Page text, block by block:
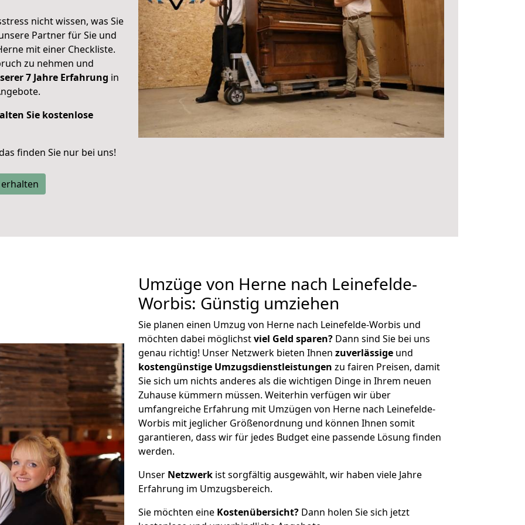
nicht wissen, was Sie
Partner für Sie und
mit einer Checkliste.
zu nehmen und
7 Jahre Erfahrung in
Sie kostenlose
finden Sie nur bei uns!
Umzüge von Herne nach Leinefelde-
Worbis: Günstig umziehen
Sie planen einen Umzug von Herne nach Leinefelde-Worbis und
möchten dabei möglichstviel Geld sparen? Dann sind Sie bei uns
genau richtig! Unser Netzwerk bieten Ihnen zuverlässige und
kostengünstige Umzugsdienstleistungen zu fairen Preisen, damit
Sie sich um nichts anderes als die wichtigen Dinge in Ihrem neuen
Zuhause kümmern müssen. Weiterhin verfügen wir über
umfangreiche Erfahrung mit Umzügen von Herne nach Leinefelde-
Worbis mit jeglicher Größenordnung und können Ihnen somit
garantieren, dass wir für jedes Budget eine passende Lösung finden
werden.
Unser Netzwerk ist sorgfältig ausgewählt, wir haben viele Jahre
Erfahrung im Umzugsbereich.
Sie möchten eine Kostenübersicht? Dann holen Sie sich jetzt